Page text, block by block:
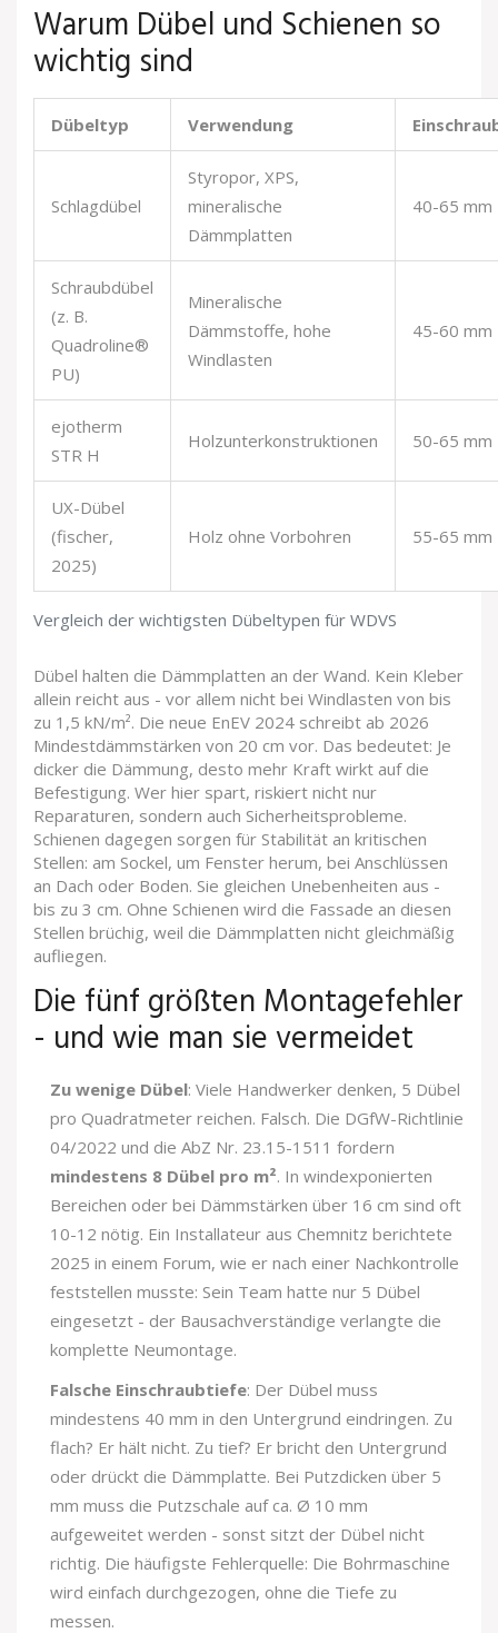
Warum Dübel und Schienen so
wichtig sind
Vergleich der wichtigsten Dübeltypen für WDVS
Dübeltyp Verwendung
Schlagdübel
Styropor, XPS,
mineralische
Dämmplatten
40-65 mm
Schraubdübel
(z. B.
Quadroline®
PU)
Mineralische
Dämmstoffe, hohe
Windlasten
45-60 mm
ejotherm
STR H
Holzunterkonstruktionen 50-65 mm
UX-Dübel
(fischer,
2025)
Holz ohne Vorbohren 55-65 mm
Dübel halten die Dämmplatten an der Wand. Kein Kleber
allein reicht aus - vor allem nicht bei Windlasten von bis
zu 1,5 kN/m². Die neue EnEV 2024 schreibt ab 2026
Mindestdämmstärken von 20 cm vor. Das bedeutet: Je
dicker die Dämmung, desto mehr Kraft wirkt auf die
Befestigung. Wer hier spart, riskiert nicht nur
Reparaturen, sondern auch Sicherheitsprobleme.
Schienen dagegen sorgen für Stabilität an kritischen
Stellen: am Sockel, um Fenster herum, bei Anschlüssen
an Dach oder Boden. Sie gleichen Unebenheiten aus -
bis zu 3 cm. Ohne Schienen wird die Fassade an diesen
Stellen brüchig, weil die Dämmplatten nicht gleichmäßig
aufliegen.
Die fünf größten Montagefehler
- und wie man sie vermeidet
Zu wenige Dübel: Viele Handwerker denken, 5 Dübel
pro Quadratmeter reichen. Falsch. Die DGfW-Richtlinie
04/2022 und die AbZ Nr. 23.15-1511 fordern
mindestens 8 Dübel pro m². In windexponierten
Bereichen oder bei Dämmstärken über 16 cm sind oft
10-12 nötig. Ein Installateur aus Chemnitz berichtete
2025 in einem Forum, wie er nach einer Nachkontrolle
feststellen musste: Sein Team hatte nur 5 Dübel
eingesetzt - der Bausachverständige verlangte die
komplette Neumontage.
Falsche Einschraubtiefe: Der Dübel muss
mindestens 40 mm in den Untergrund eindringen. Zu
flach? Er hält nicht. Zu tief? Er bricht den Untergrund
oder drückt die Dämmplatte. Bei Putzdicken über 5
mm muss die Putzschale auf ca. Ø 10 mm
aufgeweitet werden - sonst sitzt der Dübel nicht
richtig. Die häufigste Fehlerquelle: Die Bohrmaschine
wird einfach durchgezogen, ohne die Tiefe zu
messen.